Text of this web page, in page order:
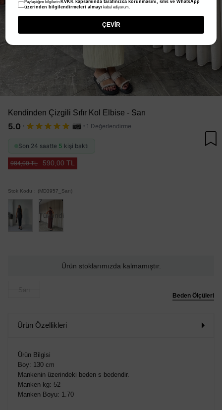
Kendinden Çizgili Sıfır Kol Elbise - Sarı
5.0 · · 1 Değerlendirme
Son 24 saatte 5 kişi baktı
984,00 TL 590,00 TL
Stok Kodu (MD3957_Sarı)
Tükendi
Ürün stoklarımızda kalmamıştır.
Beden Ölçüleri
Ürün Özellikleri
Ürün Bilgisi
Boy: 130 cm
Mankenin üzerindeki beden s bedendir.
Manken kg: 52
Manken Boyu: 1.70
Paylaştığım bilgilerin KVKK kapsamında tarafınızca korunmasını, sms ve WhatsApp
üzerinden bilgilendirmeleri almayı kabul ediyorum.
ÇEVİR